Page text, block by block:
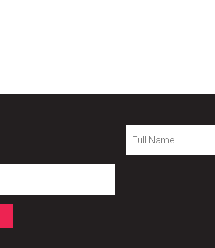
Name